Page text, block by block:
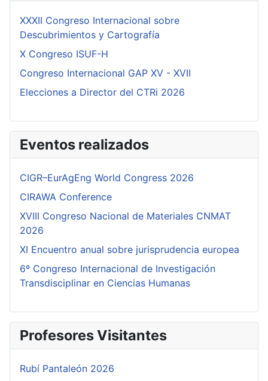
XXXII Congreso Internacional sobre
Descubrimientos y Cartografía
X Congreso ISUF-H
Congreso Internacional GAP XV - XVII
Elecciones a Director del CTRi 2026
Eventos realizados
CIGR–EurAgEng World Congress 2026
CIRAWA Conference
XVIII Congreso Nacional de Materiales CNMAT
2026
XI Encuentro anual sobre jurisprudencia europea
6º Congreso Internacional de Investigación
Transdisciplinar en Ciencias Humanas
Profesores Visitantes
Rubí Pantaleón 2026